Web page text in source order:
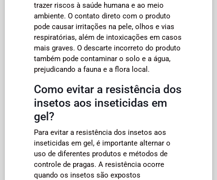
trazer riscos à saúde humana e ao meio
ambiente. O contato direto com o produto
pode causar irritações na pele, olhos e vias
respiratórias, além de intoxicações em casos
mais graves. O descarte incorreto do produto
também pode contaminar o solo e a água,
prejudicando a fauna e a flora local.
Como evitar a resistência dos
insetos aos inseticidas em
gel?
Para evitar a resistência dos insetos aos
inseticidas em gel, é importante alternar o
uso de diferentes produtos e métodos de
controle de pragas. A resistência ocorre
quando os insetos são expostos